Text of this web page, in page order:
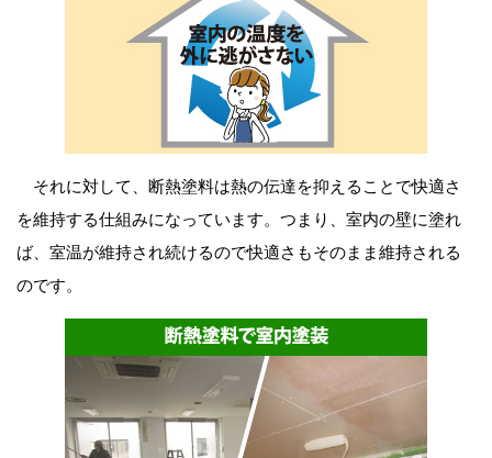
それに対して、断熱塗料は熱の伝達を抑えることで快適さ
を維持する仕組みになっています。つまり、室内の壁に塗れ
ば、室温が維持され続けるので快適さもそのまま維持される
のです。